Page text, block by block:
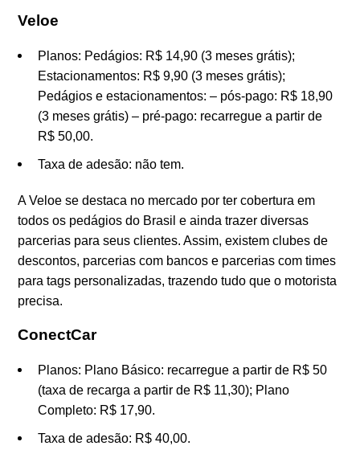
Veloe
Planos: Pedágios: R$ 14,90 (3 meses grátis);
Estacionamentos: R$ 9,90 (3 meses grátis);
Pedágios e estacionamentos: – pós-pago: R$ 18,90
(3 meses grátis) – pré-pago: recarregue a partir de
R$ 50,00.
Taxa de adesão: não tem.
A Veloe se destaca no mercado por ter cobertura em
todos os pedágios do Brasil e ainda trazer diversas
parcerias para seus clientes. Assim, existem clubes de
descontos, parcerias com bancos e parcerias com times
para tags personalizadas, trazendo tudo que o motorista
precisa.
ConectCar
Planos: Plano Básico: recarregue a partir de R$ 50
(taxa de recarga a partir de R$ 11,30); Plano
Completo: R$ 17,90.
Taxa de adesão: R$ 40,00.